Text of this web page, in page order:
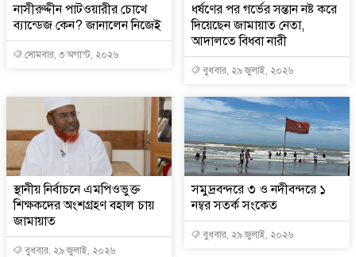
নাসীরুদ্দীন পাটওয়ারীর চোখে
ব্যান্ডেজ কেন? জানালেন নিজেই
সোমবার, ৩ অগাস্ট, ২০২৬
ধর্ষণের পর গর্ভের সন্তান নষ্ট করে
দিয়েছেন জামায়াত নেতা,
আদালতে বিধবা নারী
বুধবার, ২৯ জুলাই, ২০২৬
স্থানীয় নির্বাচনে এমপিওভুক্ত
শিক্ষকদের অংশগ্রহণ বহাল চায়
জামায়াত
বুধবার, ২৯ জুলাই, ২০২৬
সমুদ্রবন্দরে ৩ ও নদীবন্দরে ১
নম্বর সতর্ক সংকেত
বুধবার, ২৯ জুলাই, ২০২৬